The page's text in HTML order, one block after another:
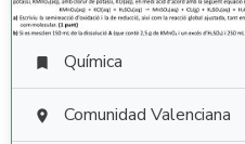
 Química
 Comunidad Valenciana